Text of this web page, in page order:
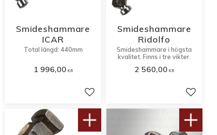
Smideshammare
ICAR
Total längd: 440mm
1 996,00 KR
Lägg till i favoriter
Smideshammare
Ridolfo
Smideshammare i högsta
kvalitet. Finns i tre vikter.
2 560,00 KR
Lägg